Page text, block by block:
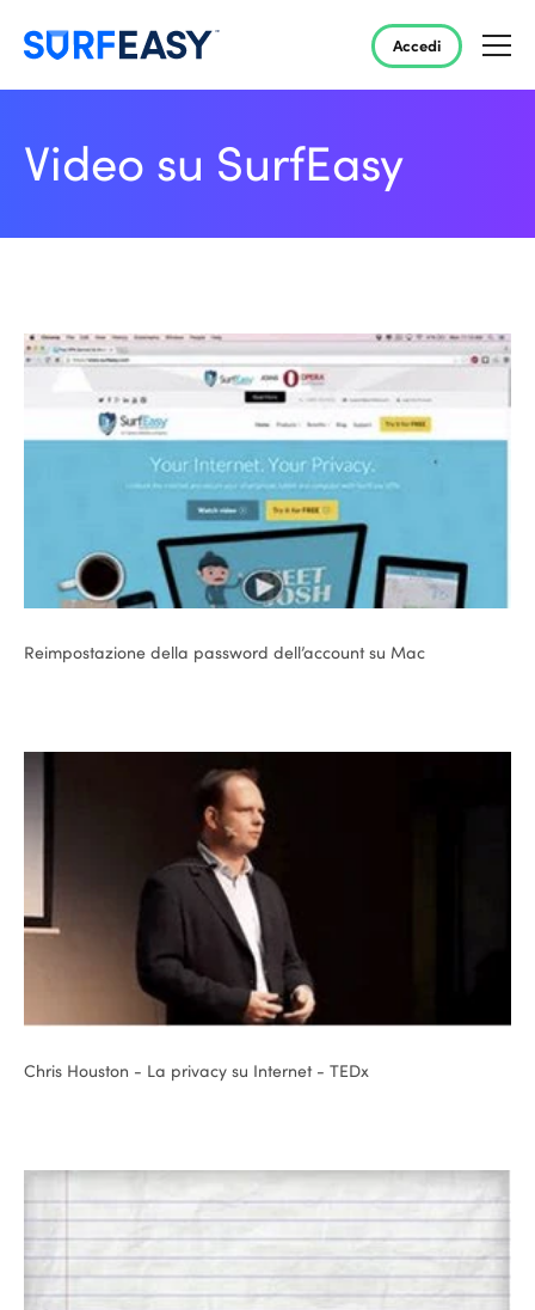
Accedi
Video su SurfEasy
Reimpostazione della password dell’account su Mac
Chris Houston - La privacy su Internet - TEDx